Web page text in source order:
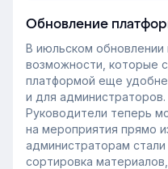
Обновление
В июльском
возможности, которые
платформой еще
и для администраторов.
Руководители теперь
на мероприятия прямо
администраторам
сортировка